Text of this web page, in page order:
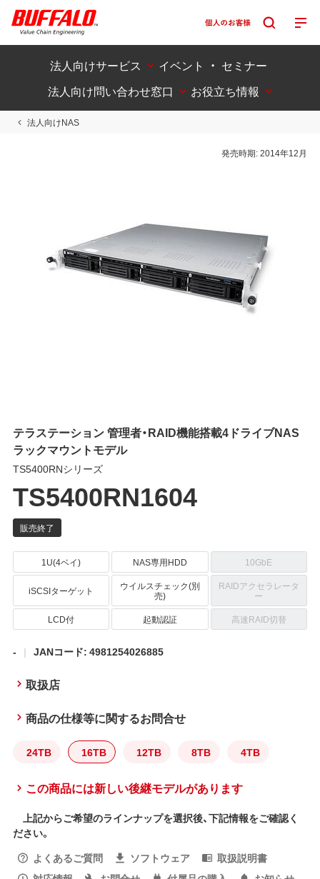
法人向けサービス
イベント ・ セミナー
法人向け問い合わせ窓口
お役立ち情報
法人向けNAS
発売時期:2014年12月
テラステーション 管理者・RAID機能搭載4ドライブNAS
ラックマウントモデル
TS5400RNシリーズ
TS5400RN1604
1U(4ベイ) NAS専用HDD 10GbE
iSCSIターゲット ウイルスチェック(別
売)
RAIDアクセラレータ
ー
LCD付
起動認証 高速RAID切替
- JANコード: 4981254026885
取扱店
商品の仕様等に関するお問合せ
24TB 16TB 12TB 8TB 4TB
この商品には新しい後継モデルがあります
上記からご希望のラインナップを選択後、下記情報をご確認く
ださい。
よくあるご質問
ソフトウェア
取扱説明書